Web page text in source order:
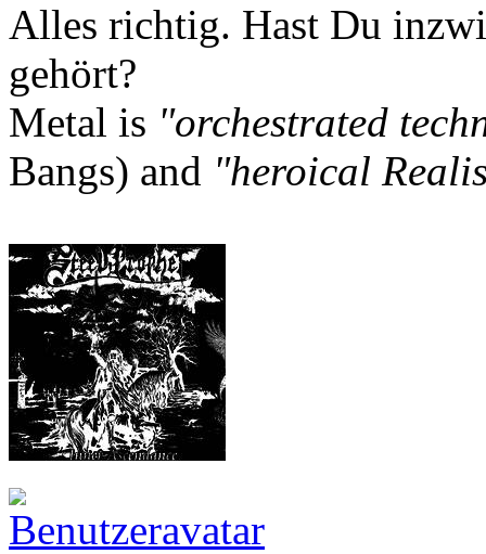
Alles richtig. Hast Du
gehört?
Metal is "orchestrated
Bangs) and "heroical